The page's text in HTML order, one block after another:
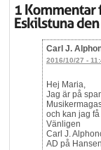
Carl J.
2016/10/27 -
Hej Maria,
Jag är på
och kan jag
Vänligen
Carl J.
AD på